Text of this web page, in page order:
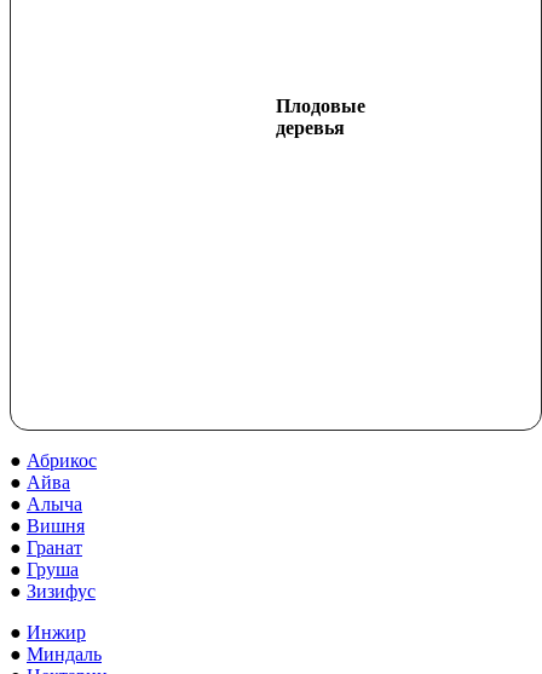
Плодовые
деревья
● Абрикос
● Айва
● Алыча
● Вишня
● Гранат
● Груша
● Зизифус
● Инжир
● Миндаль